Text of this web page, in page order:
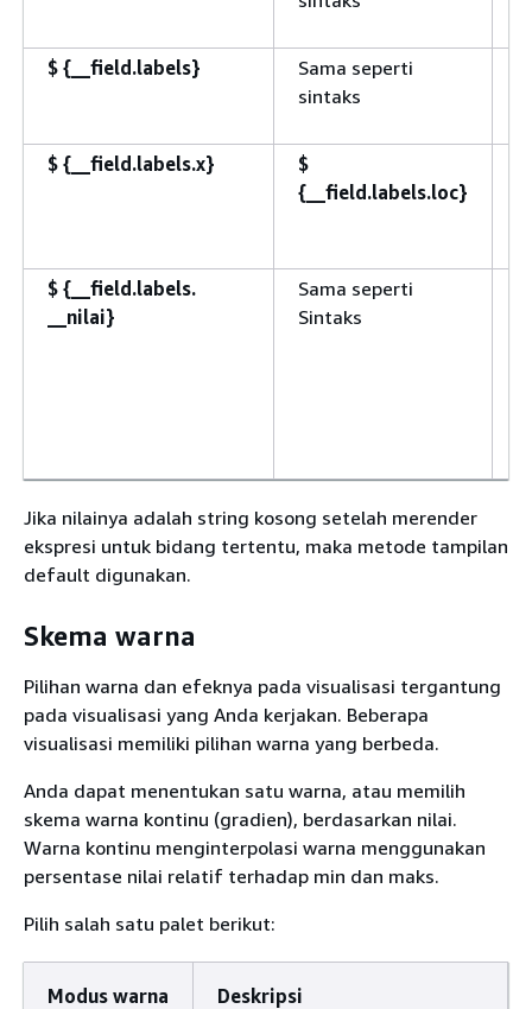
$ { __field.labels}
Sama seperti
sintaks
$ { __field.labels.x}
$
{ __field.labels.loc}
$ { __field.labels.
__nilai}
Sama seperti
Sintaks
Jika nilainya adalah string kosong setelah merender
ekspresi untuk bidang tertentu, maka metode tampilan
default digunakan.
Skema warna
Pilihan warna dan efeknya pada visualisasi tergantung
pada visualisasi yang Anda kerjakan. Beberapa
visualisasi memiliki pilihan warna yang berbeda.
Anda dapat menentukan satu warna, atau memilih
skema warna kontinu (gradien), berdasarkan nilai.
Warna kontinu menginterpolasi warna menggunakan
persentase nilai relatif terhadap min dan maks.
Pilih salah satu palet berikut:
Modus warna Deskripsi